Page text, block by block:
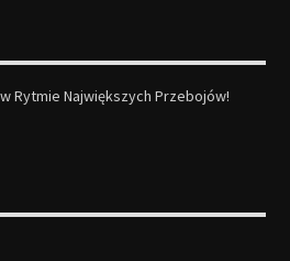
Rytmie Największych Przebojów!